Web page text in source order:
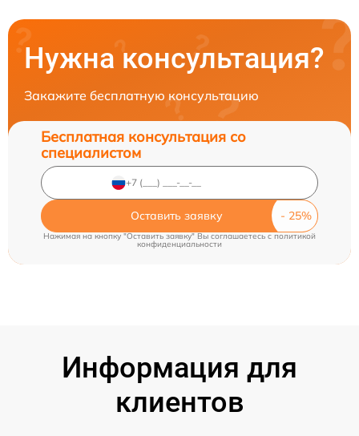
Нужна консультация?
Закажите бесплатную консультацию
Бесплатная консультация со
специалистом
Оставить заявку
Нажимая на кнопку "Оставить заявку" Вы соглашаетесь cполитикой
конфиденциальности
Информация для
клиентов